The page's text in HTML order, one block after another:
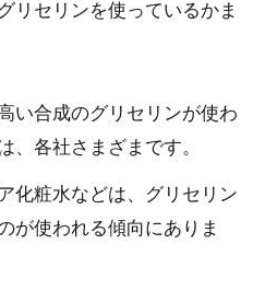
リセリンを使っているかま
い合成のグリセリンが使わ
、各社さまざまです。
化粧水などは、グリセリン
が使われる傾向にありま